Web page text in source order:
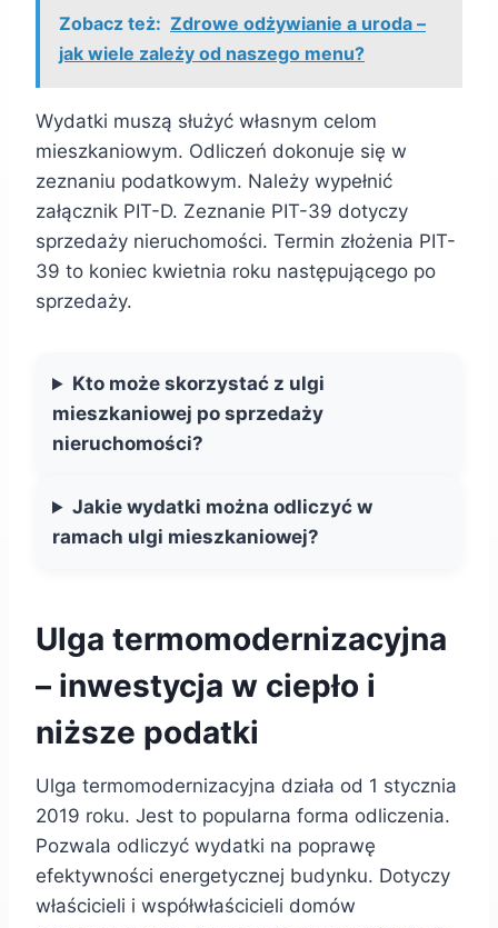
Zobacz też: Zdrowe odżywianie a uroda –
jak wiele zależy od naszego menu?
Wydatki muszą służyć własnym celom
mieszkaniowym. Odliczeń dokonuje się w
zeznaniu podatkowym. Należy wypełnić
załącznik PIT-D. Zeznanie PIT-39 dotyczy
sprzedaży nieruchomości. Termin złożenia PIT-
39 to koniec kwietnia roku następującego po
sprzedaży.
Kto może skorzystać z ulgi
mieszkaniowej po sprzedaży
nieruchomości?
Jakie wydatki można odliczyć w
ramach ulgi mieszkaniowej?
Ulga termomodernizacyjna
– inwestycja w ciepło i
niższe podatki
Ulga termomodernizacyjna działa od 1 stycznia
2019 roku. Jest to popularna forma odliczenia.
Pozwala odliczyć wydatki na poprawę
efektywności energetycznej budynku. Dotyczy
właścicieli i współwłaścicieli domów